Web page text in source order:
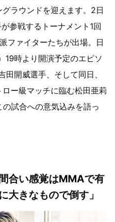
ラウンドを迎えます。2日
参戦するトーナメント1回
ファイターたちが出場。日
時より開演予定のエピソ
田開威選手、そして同日、
ー級マッチに臨む松田亜莉
試合への意気込みを語っ
合い感覚はMMAで有
大きなもので倒す」